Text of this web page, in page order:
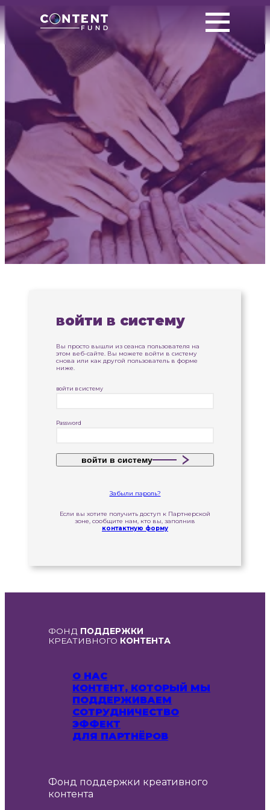
войти в систему
Вы просто вышли из сеанса пользователя на
этом веб-сайте. Вы можете войти в систему
снова или как другой пользователь в форме
ниже.
войти в систему
Password
войти в систему
Забыли пароль?
Если вы хотите получить доступ к Партнерской
зоне, сообщите нам, кто вы, заполнив
контактную форму
ФОНД ПОДДЕРЖКИ
КРЕАТИВНОГО КОНТЕНТА
О НАС
КОНТЕНТ, КОТОРЫЙ МЫ
ПОДДЕРЖИВАЕМ
СОТРУДНИЧЕСТВО
ЭФФЕКТ
ДЛЯ ПАРТНЁРОВ
Фонд поддержки креативного
контента